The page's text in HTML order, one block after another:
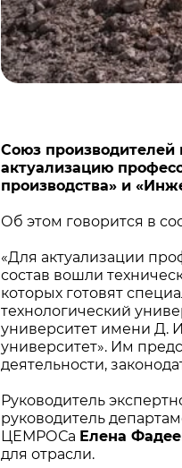
Союз
актуализацию
производства» и
Об этом говорится в
«Для актуализации
состав вошли
которых готовят
технологический
университет имени Д.
университет». Им
деятельности,
Руководитель
руководитель
ЦЕМРОСа Елена
для отрасли.